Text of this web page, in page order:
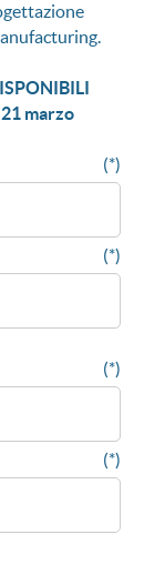
marzo
(*)
(*)
(*)
(*)